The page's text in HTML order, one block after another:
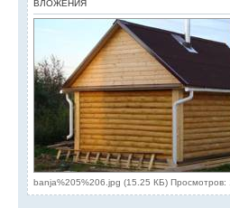
ВЛОЖЕНИЯ
banja%205%206.jpg (15.25 КБ) Просмотров: